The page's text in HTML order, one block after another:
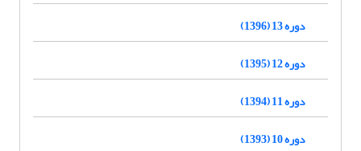
دوره 13 (1396)
دوره 12 (1395)
دوره 11 (1394)
دوره 10 (1393)